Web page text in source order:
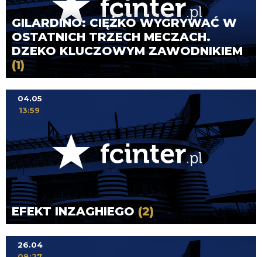
GILARDINO: CIĘŻKO WYGRYWAĆ W
OSTATNICH TRZECH MECZACH.
DZEKO KLUCZOWYM ZAWODNIKIEM
(1)
EFEKT INZAGHIEGO(2)
04.05
13:59
26.04